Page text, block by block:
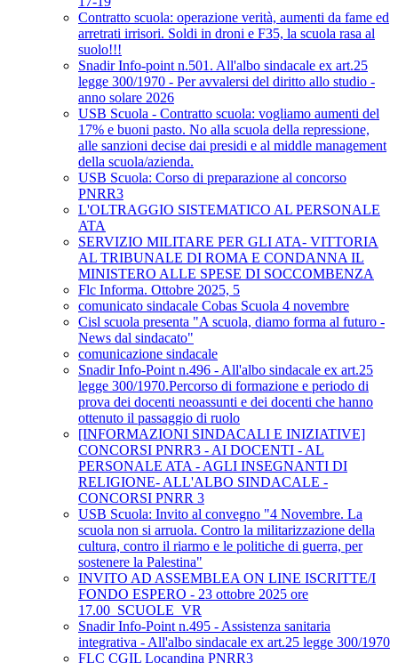
Contratto scuola: operazione verità, aumenti da fame ed
arretrati irrisori. Soldi in droni e F35, la scuola rasa al
suolo!!!
Snadir Info-point n.501. All'albo sindacale ex art.25
legge 300/1970 - Per avvalersi del diritto allo studio -
anno solare 2026
USB Scuola - Contratto scuola: vogliamo aumenti del
17% e buoni pasto. No alla scuola della repressione,
alle sanzioni decise dai presidi e al middle management
della scuola/azienda.
USB Scuola: Corso di preparazione al concorso
PNRR3
L'OLTRAGGIO SISTEMATICO AL PERSONALE
ATA
SERVIZIO MILITARE PER GLI ATA- VITTORIA
AL TRIBUNALE DI ROMA E CONDANNA IL
MINISTERO ALLE SPESE DI SOCCOMBENZA
Flc Informa. Ottobre 2025, 5
comunicato sindacale Cobas Scuola 4 novembre
Cisl scuola presenta "A scuola, diamo forma al futuro -
News dal sindacato"
comunicazione sindacale
Snadir Info-Point n.496 - All'albo sindacale ex art.25
legge 300/1970.Percorso di formazione e periodo di
prova dei docenti neoassunti e dei docenti che hanno
ottenuto il passaggio di ruolo
[INFORMAZIONI SINDACALI E INIZIATIVE]
CONCORSI PNRR3 - AI DOCENTI - AL
PERSONALE ATA - AGLI INSEGNANTI DI
RELIGIONE- ALL'ALBO SINDACALE -
CONCORSI PNRR 3
USB Scuola: Invito al convegno "4 Novembre. La
scuola non si arruola. Contro la militarizzazione della
cultura, contro il riarmo e le politiche di guerra, per
sostenere la Palestina"
INVITO AD ASSEMBLEA ON LINE ISCRITTE/I
FONDO ESPERO - 23 ottobre 2025 ore
17.00_SCUOLE_VR
Snadir Info-Point n.495 - Assistenza sanitaria
integrativa - All'albo sindacale ex art.25 legge 300/1970
FLC CGIL Locandina PNRR3